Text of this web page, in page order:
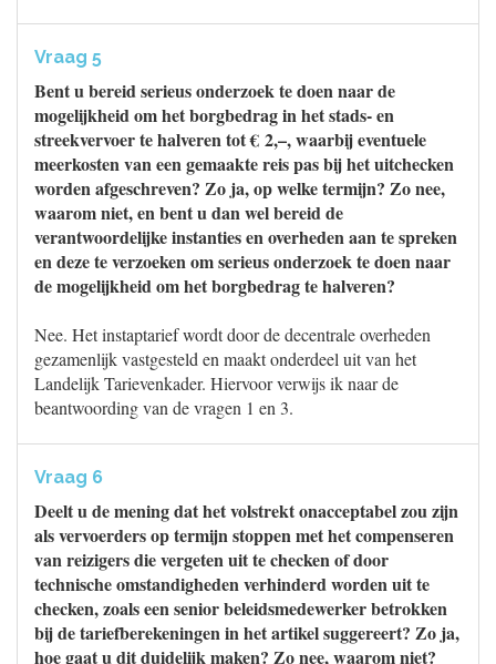
Vraag 5
Bent u bereid serieus onderzoek te doen naar de
mogelijkheid om het borgbedrag in het stads- en
streekvervoer te halveren tot € 2,–, waarbij eventuele
meerkosten van een gemaakte reis pas bij het uitchecken
worden afgeschreven? Zo ja, op welke termijn? Zo nee,
waarom niet, en bent u dan wel bereid de
verantwoordelijke instanties en overheden aan te spreken
en deze te verzoeken om serieus onderzoek te doen naar
de mogelijkheid om het borgbedrag te halveren?
Nee. Het instaptarief wordt door de decentrale overheden
gezamenlijk vastgesteld en maakt onderdeel uit van het
Landelijk Tarievenkader. Hiervoor verwijs ik naar de
beantwoording van de vragen 1 en 3.
Vraag 6
Deelt u de mening dat het volstrekt onacceptabel zou zijn
als vervoerders op termijn stoppen met het compenseren
van reizigers die vergeten uit te checken of door
technische omstandigheden verhinderd worden uit te
checken, zoals een senior beleidsmedewerker betrokken
bij de tariefberekeningen in het artikel suggereert? Zo ja,
hoe gaat u dit duidelijk maken? Zo nee, waarom niet?